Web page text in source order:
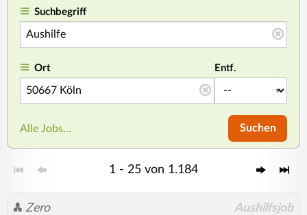
Suchbegriff
Ort Entf.
Alle Jobs... Suchen
1 - 25 von 1.184
Zero Aushilfsjob